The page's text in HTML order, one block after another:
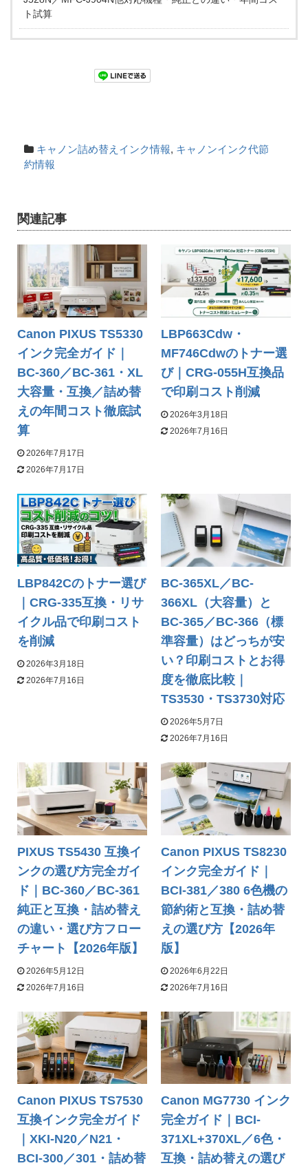
ト試算
キャノン詰め替えインク情報, キャノンインク代節
約情報
関連記事
Canon PIXUS TS5330
インク完全ガイド｜
BC-360／BC-361・XL
大容量・互換／詰め替
えの年間コスト徹底試
算
2026年7月17日
2026年7月17日
LBP663Cdw・
MF746Cdwのトナー選
び｜CRG-055H互換品
で印刷コスト削減
2026年3月18日
2026年7月16日
LBP842Cのトナー選び
｜CRG-335互換・リサ
イクル品で印刷コスト
を削減
2026年3月18日
2026年7月16日
BC-365XL／BC-
366XL（大容量）と
BC-365／BC-366（標
準容量）はどっちが安
い？印刷コストとお得
度を徹底比較｜
TS3530・TS3730対応
2026年5月7日
2026年7月16日
PIXUS TS5430 互換イ
ンクの選び方完全ガイ
ド｜BC-360／BC-361
純正と互換・詰め替え
の違い・選び方フロー
チャート【2026年版】
2026年5月12日
2026年7月16日
Canon PIXUS TS8230
インク完全ガイド｜
BCI-381／380 6色機の
節約術と互換・詰め替
えの選び方【2026年
版】
2026年6月22日
2026年7月16日
Canon PIXUS TS7530
互換インク完全ガイド
｜XKI-N20／N21・
BCI-300／301・詰め替
Canon MG7730 インク
完全ガイド｜BCI-
371XL+370XL／6色・
互換・詰め替えの選び